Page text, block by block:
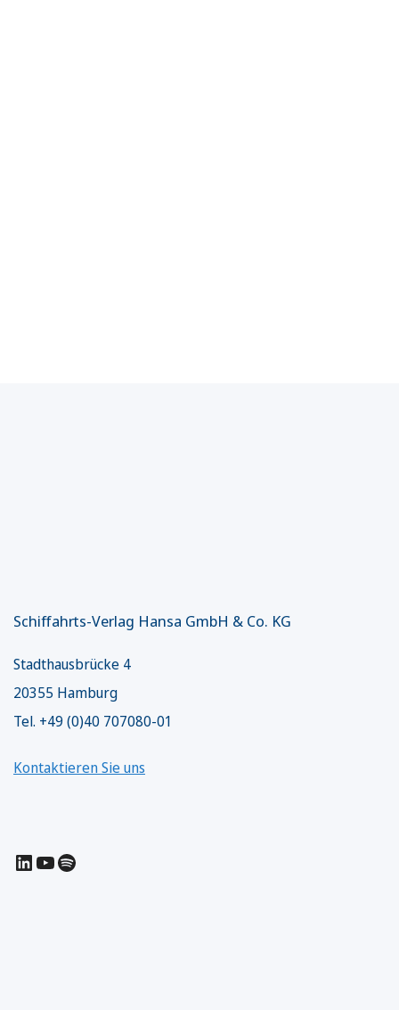
Schiffahrts-Verlag Hansa GmbH & Co. KG
Stadthausbrücke 4
20355 Hamburg
Tel. +49 (0)40 707080-01
Kontaktieren Sie uns
LinkedIn
YouTube
Spotify